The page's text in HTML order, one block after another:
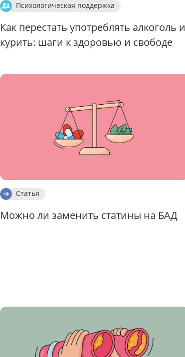
Психологическая поддержка
Как перестать употреблять алкоголь и
курить: шаги к здоровью и свободе
Статья
Можно ли заменить статины на БАД